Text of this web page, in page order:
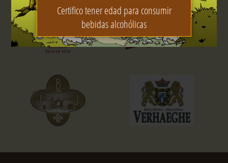
Certifico tener edad para consumir
bebidas alcohólicas